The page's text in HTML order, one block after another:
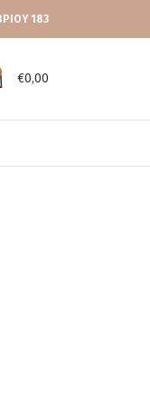
183
€0,00